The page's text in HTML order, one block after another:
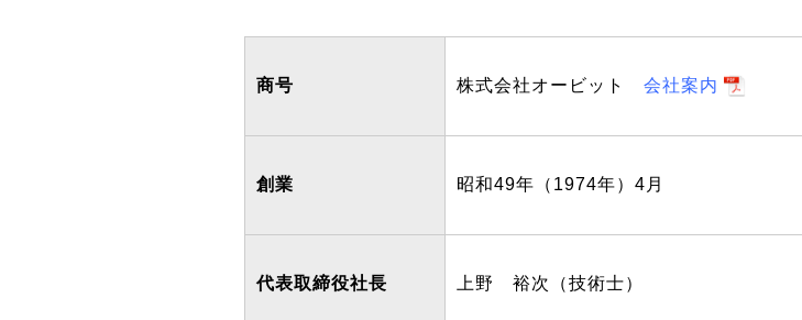
商号 株式会社オービット 会社案内
創業 昭和49年（1974年）4月
代表取締役社長 上野 裕次（技術士）